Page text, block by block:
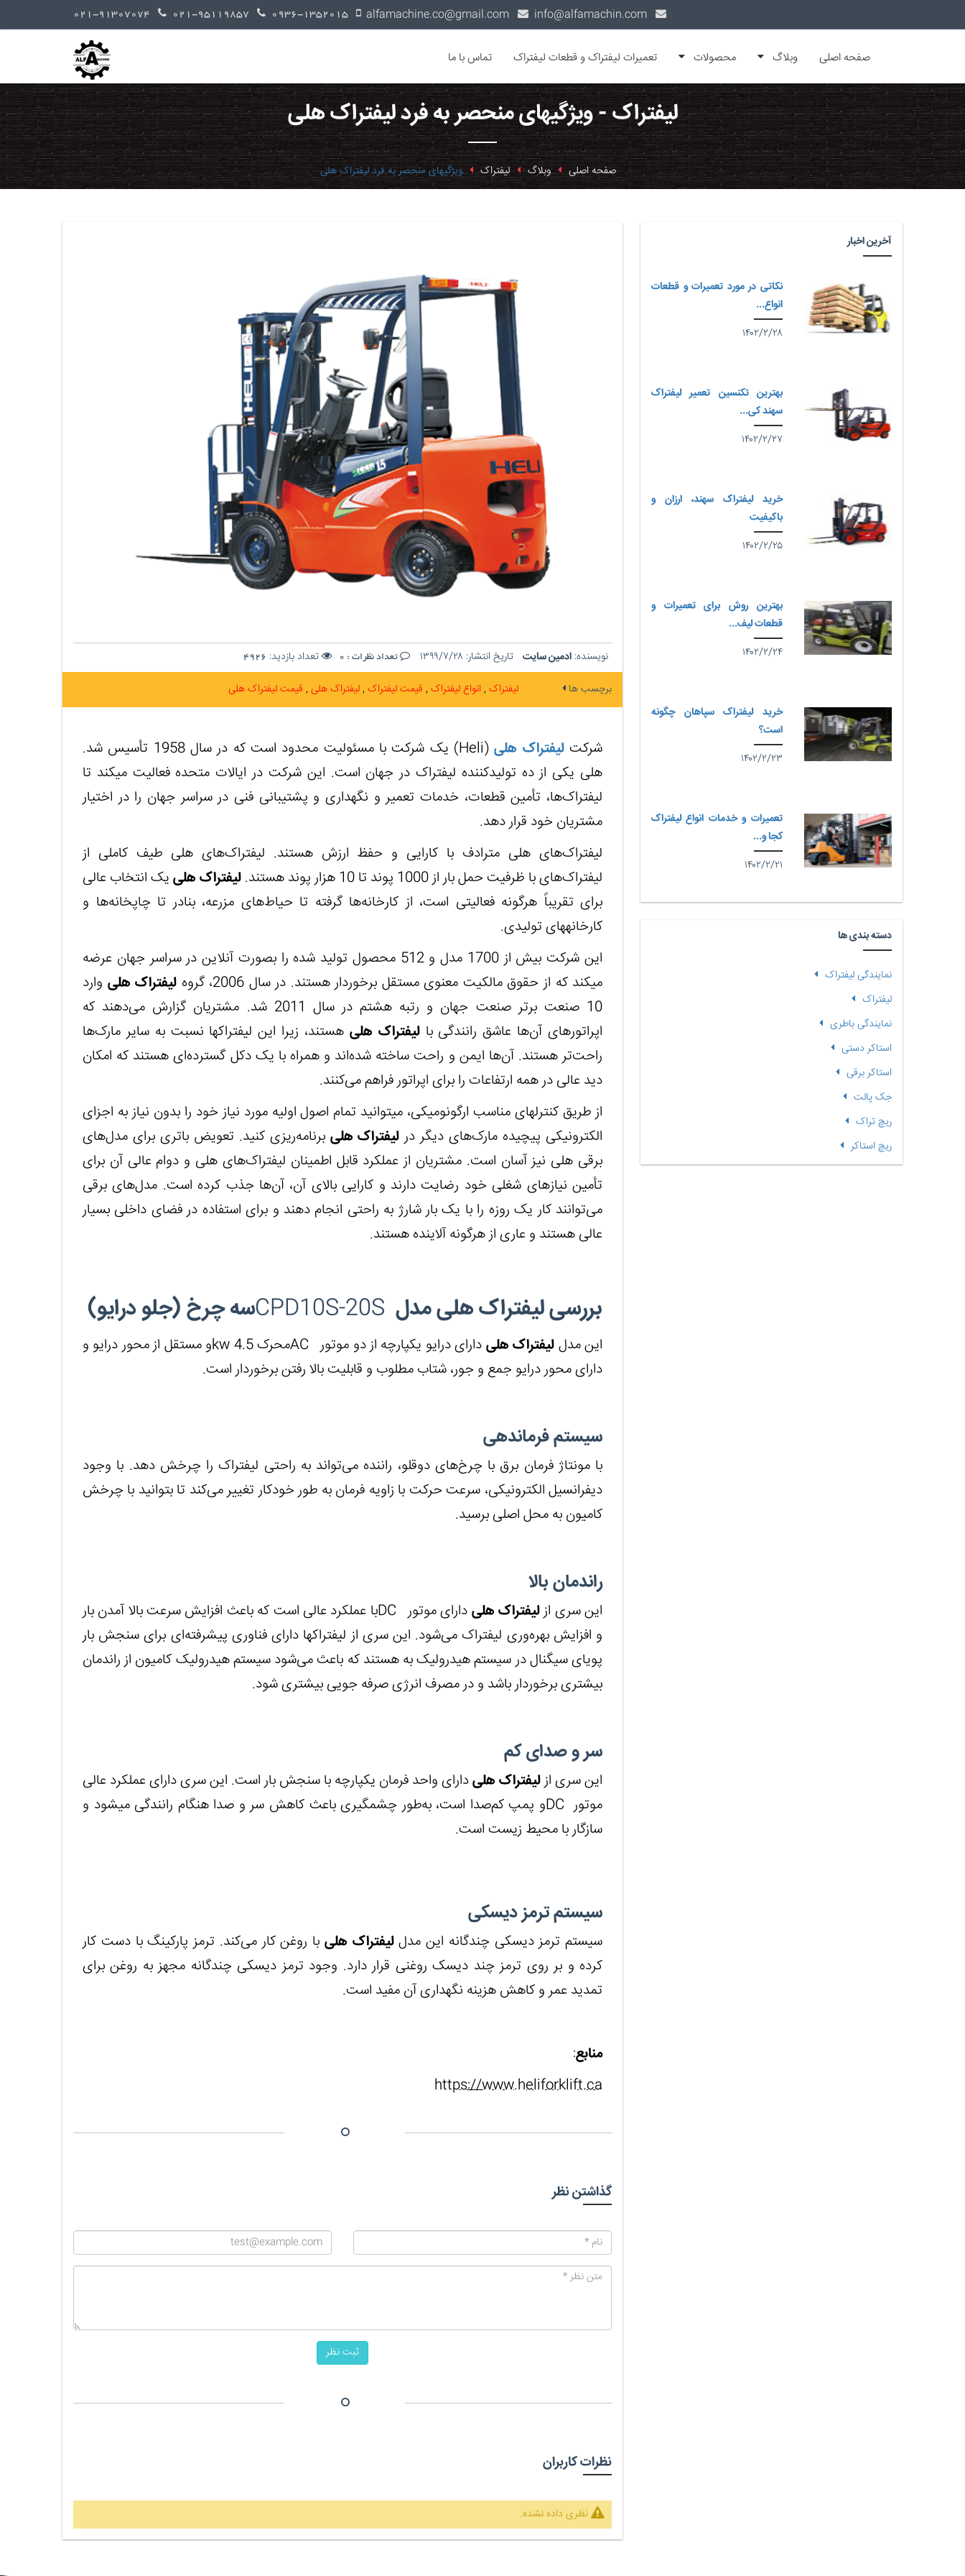
صفحه اصلی وبلاگ محصولات تعمیرات لیفتراک و قطعات لیفتراک تماس با ما
لیفتراک - ویژگی‏های منحصر به فرد لیفتراک هلی
صفحه اصلی وبلاگ لیفتراک ویژگی‏های منحصر به فرد لیفتراک هلی
نویسنده: ادمین سایت تاریخ انتشار: ۱۳۹۹/۷/۲۸ تعداد نظرات : 0 تعداد بازدید: 4926
برچسب ها لیفتراک انواع لیفتراک قیمت لیفتراک لیفتراک هلی قیمت لیفتراک هلی
شرکتلیفتراک هلی(
Heli
) یک شرکت با مسئولیت محدود است که در سال 1958 تأسیس شد.
هلی یکی از ده تولیدکننده لیفتراک در جهان است. این شرکت در ایالات متحده فعالیت می‏کند تا
لیفتراک‌ها، تأمین قطعات، خدمات تعمیر و نگهداری و پشتیبانی فنی در سراسر جهان را در اختیار
مشتریان خود قرار دهد.
لیفتراک‌های هلی مترادف با کارایی و حفظ ارزش هستند. لیفتراک‌های هلی طیف کاملی از
لیفتراک‌های با ظرفیت حمل بار از 1000 پوند تا 10 هزار پوند هستند.
لیفتراک هلییک انتخاب عالی
برای تقریباً هرگونه فعالیتی است، از کارخانه‌ها گرفته تا حیاط‌های مزرعه، بنادر تا چاپخانه‌ها و
کارخانه‏های تولیدی.
این شرکت بیش از 1700 مدل و 512 محصول تولید شده را بصورت آنلاین در سراسر جهان عرضه
می‏کند که از حقوق مالکیت معنوی مستقل برخوردار هستند. در سال 2006، گروه
لیفتراک هلی وارد
10 صنعت برتر صنعت جهان و رتبه هشتم در سال 2011 شد. مشتریان گزارش می‌دهند که
اپراتورهای آن‌ها عاشق رانندگی بالیفتراک هلی هستند، زیرا این لیفتراک‏ها نسبت به سایر مارک‌ها
راحت‌تر هستند. آن‌ها ایمن و راحت ساخته شده‌اند و همراه با یک دکل گسترده‌ای هستند که امکان
دید عالی در همه ارتفاعات را برای اپراتور فراهم می‌کنند.
از طریق کنترل‏های مناسب ارگونومیکی، می‏توانید تمام اصول اولیه مورد نیاز خود را بدون نیاز به اجزای
الکترونیکی پیچیده مارک‌های دیگر درلیفتراک هلی برنامه‌ریزی کنید. تعویض باتری برای مدل‌های
برقی هلی نیز آسان است. مشتریان از عملکرد قابل اطمینان لیفتراک‌های هلی و دوام عالی آن برای
تأمین نیازهای شغلی خود رضایت دارند و کارایی بالای آن، آن‌ها جذب کرده است. مدل‌های برقی
می‌توانند کار یک روزه را با یک بار شارژ به راحتی انجام دهند و برای استفاده در فضای داخلی بسیار
عالی هستند و عاری از هرگونه آلاینده هستند.
بررسی لیفتراک هلی مدل CPD10S-20Sسه چرخ (جلو درایو)
این مدللیفتراک هلیدارای درایو یکپارچه از دو موتور ACمحرک 4.5 kwو مستقل از محور درایو و
دارای محور درایو جمع و جور، شتاب مطلوب و قابلیت بالا رفتن برخوردار است.
سیستم فرماندهی
با مونتاژ فرمان برق با چرخ‌های دوقلو، راننده می‌تواند به راحتی لیفتراک را چرخش دهد. با وجود
دیفرانسیل الکترونیکی، سرعت حرکت با زاویه فرمان به طور خودکار تغییر می‌کند تا بتوانید با چرخش
کامیون به محل اصلی برسید.
راندمان بالا
این سری ازلیفتراک هلیدارای موتور DCبا عملکرد عالی است که باعث افزایش سرعت بالا آمدن بار
و افزایش بهره‌وری لیفتراک می‌شود. این سری از لیفتراک‏ها دارای فناوری پیشرفته‌ای برای سنجش بار
پویای سیگنال در سیستم هیدرولیک به هستند که باعث می‌شود سیستم هیدرولیک کامیون از راندمان
بیشتری برخوردار باشد و در مصرف انرژی صرفه جویی بیشتری شود.
سر و صدای کم
این سری ازلیفتراک هلیدارای واحد فرمان یکپارچه با سنجش بار است. این سری دارای عملکرد عالی
موتور DCو پمپ کم‌صدا است، به‌طور چشمگیری باعث کاهش سر و صدا هنگام رانندگی می‏شود و
سازگار با محیط زیست است.
سیستم ترمز دیسکی
سیستم ترمز دیسکی چندگانه این مدللیفتراک هلی با روغن کار می‌کند. ترمز پارکینگ با دست کار
کرده و بر روی ترمز چند دیسک روغنی قرار دارد. وجود ترمز دیسکی چندگانه مجهز به روغن برای
تمدید عمر و کاهش هزینه نگهداری آن مفید است.
منابع:
https://www.heliforklift.ca
گذاشتن نظر
ثبت نظر
نظرات کاربران
نظری داده نشده.
آخرین اخبار
نکاتی در مورد تعمیرات و قطعات
انواع...
۱۴۰۲/۲/۲۸
بهترین تکنسین تعمیر لیفتراک
سهند کی...
۱۴۰۲/۲/۲۷
خرید لیفتراک سهند، ارزان و
باکیفیت
۱۴۰۲/۲/۲۵
بهترین روش برای تعمیرات و
قطعات لیف...
۱۴۰۲/۲/۲۴
خرید لیفتراک سپاهان چگونه
است؟
۱۴۰۲/۲/۲۳
تعمیرات و خدمات انواع لیفتراک
کجا و...
۱۴۰۲/۲/۲۱
دسته بندی ها
نمایندگی لیفتراک
لیفتراک
نمایندگی باطری
استاکر دستی
استاکر برقی
جک پالت
ریچ تراک
ریچ استاکر